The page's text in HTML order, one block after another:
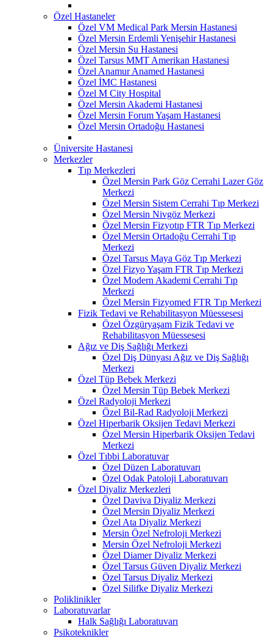
Özel Hastaneler
Özel VM Medical Park Mersin Hastanesi
Özel Mersin Erdemli Yenişehir Hastanesi
Özel Mersin Su Hastanesi
Özel Tarsus MMT Amerikan Hastanesi
Özel Anamur Anamed Hastanesi
Özel İMC Hastanesi
Özel M City Hospital
Özel Mersin Akademi Hastanesi
Özel Mersin Forum Yaşam Hastanesi
Özel Mersin Ortadoğu Hastanesi
Üniversite Hastanesi
Merkezler
Tıp Merkezleri
Özel Mersin Park Göz Cerrahi Lazer Göz
Merkezi
Özel Mersin Sistem Cerrahi Tıp Merkezi
Özel Mersin Nivgöz Merkezi
Özel Mersin Fizyotıp FTR Tıp Merkezi
Özel Mersin Ortadoğu Cerrahi Tıp
Merkezi
Özel Tarsus Maya Göz Tıp Merkezi
Özel Fizyo Yaşam FTR Tıp Merkezi
Özel Modern Akademi Cerrahi Tıp
Merkezi
Özel Mersin Fizyomed FTR Tıp Merkezi
Fizik Tedavi ve Rehabilitasyon Müessesesi
Özel Özgüryaşam Fizik Tedavi ve
Rehabilitasyon Müessesesi
Ağız ve Diş Sağlığı Merkezi
Özel Diş Dünyası Ağız ve Diş Sağlığı
Merkezi
Özel Tüp Bebek Merkezi
Özel Mersin Tüp Bebek Merkezi
Özel Radyoloji Merkezi
Özel Bil-Rad Radyoloji Merkezi
Özel Hiperbarik Oksijen Tedavi Merkezi
Özel Mersin Hiperbarik Oksijen Tedavi
Merkezi
Özel Tıbbi Laboratuvar
Özel Düzen Laboratuvarı
Özel Odak Patoloji Laboratuvarı
Özel Diyaliz Merkezleri
Özel Daviva Diyaliz Merkezi
Özel Mersin Diyaliz Merkezi
Özel Ata Diyaliz Merkezi
Mersin Özel Nefroloji Merkezi
Mersin Özel Nefroloji Merkezi
Özel Diamer Diyaliz Merkezi
Özel Tarsus Güven Diyaliz Merkezi
Özel Tarsus Diyaliz Merkezi
Özel Silifke Diyaliz Merkezi
Poliklinikler
Laboratuvarlar
Halk Sağlığı Laboratuvarı
Psikoteknikler